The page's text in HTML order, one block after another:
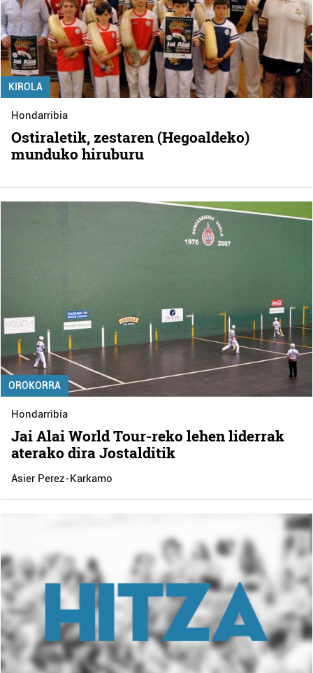
KIROLA
Hondarribia
Ostiraletik, zestaren (Hegoaldeko)
munduko hiruburu
OROKORRA
Hondarribia
Jai Alai World Tour-reko lehen liderrak
aterako dira Jostalditik
Asier Perez-Karkamo